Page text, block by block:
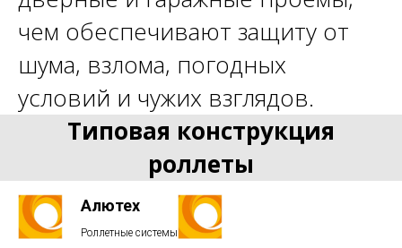
чем обеспечивают защиту от
шума, взлома, погодных
условий и чужих взглядов.
Типовая конструкция
роллеты
Алютех
Роллетные системы